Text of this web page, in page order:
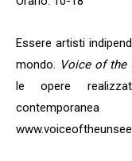
Essere artisti
mondo. Voice of the
le opere